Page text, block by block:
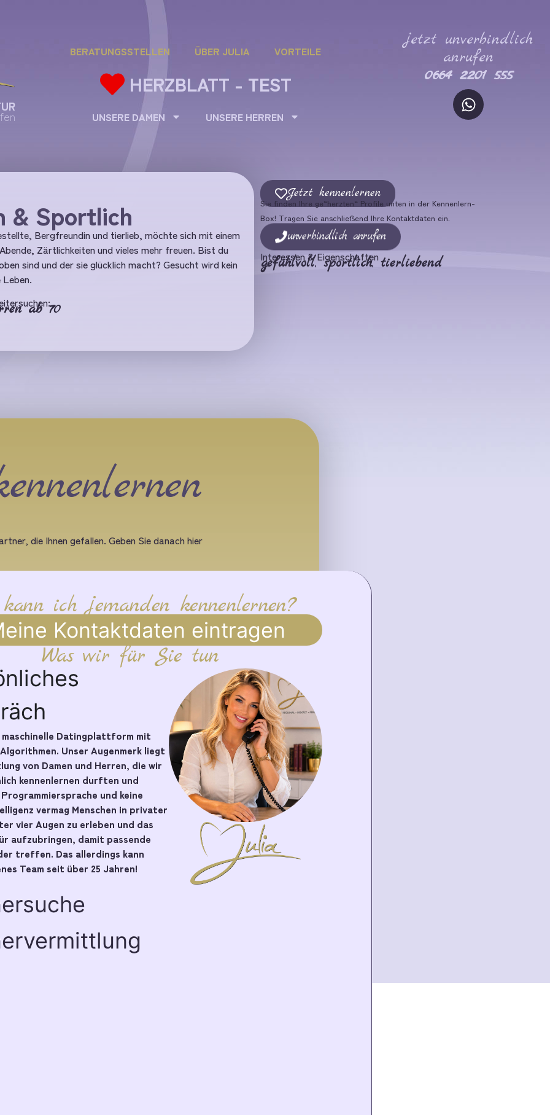
BERATUNGSSTELLEN ÜBER JULIA VORTEILE
HERZBLATT - TEST
UNSERE DAMEN UNSERE HERREN
jetzt unverbindlich
anrufen
0664 2201 555
& Sportlich
Bergfreundin und tierlieb, möchte sich mit einem
Zärtlichkeiten und vieles mehr freuen. Bist du
sind und der sie glücklich macht? Gesucht wird kein
ab 70
Jetzt kennenlernen
Sie finden Ihre ge“herzten“ Profile unten in der Kennenlern-
Box! Tragen Sie anschließend Ihre Kontaktdaten ein.
unverbindlich anrufen
Interessen & Eigenschaften
gefühlvoll,sportlich,tierliebend
die Ihnen gefallen. Geben Sie danach hier
ich jemanden kennenlernen?
Kontaktdaten eintragen
Was wir für Sie tun
maschinelle Datingplattform mit
Unser Augenmerk liegt
von Damen und Herren, die wir
kennenlernen durften und
und keine
vermag Menschen in privater
vier Augen zu erleben und das
aufzubringen, damit passende
treffen. Das allerdings kann
Team seit über 25 Jahren!